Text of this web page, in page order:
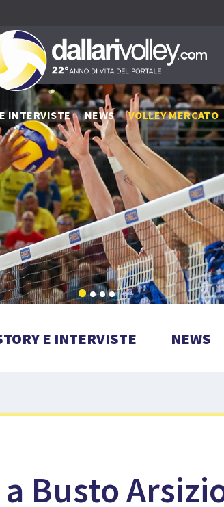
INTERVISTE NEWS VOLLEY MERCATO
E INTERVISTE NEWS
Busto